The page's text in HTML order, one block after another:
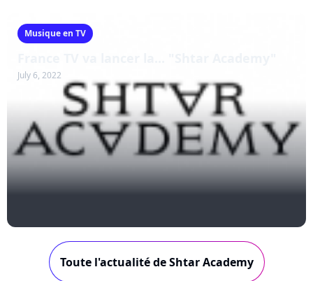
Musique en TV
July 6, 2022
Toute l'actualité de Shtar Academy